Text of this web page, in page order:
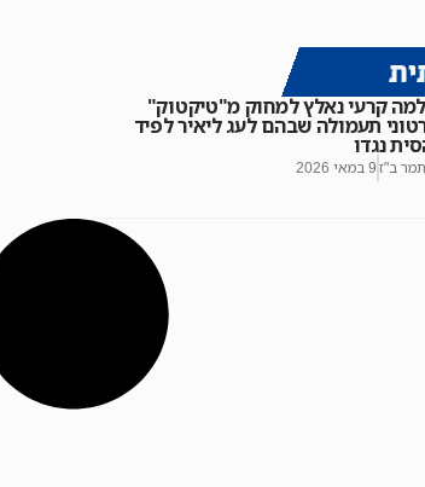
קרעי נאלץ למחוק מ"טיקטוק"
תעמולה שבהם לעג ליאיר לפיד
נגדו
ב"ז9 במאי 2026